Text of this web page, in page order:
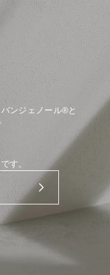
ンジェノール®と
す。